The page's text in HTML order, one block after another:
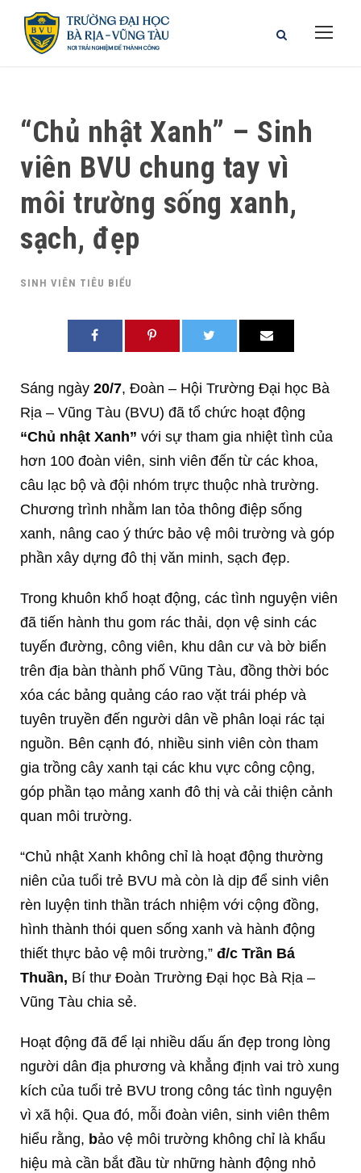
“Chủ nhật Xanh” – Sinh
viên BVU chung tay vì
môi trường sống xanh,
sạch, đẹp
SINH VIÊN TIÊU BIỂU
Sáng ngày 20/7, Đoàn – Hội Trường Đại học Bà
Rịa – Vũng Tàu (BVU) đã tổ chức hoạt động
“Chủ nhật Xanh” với sự tham gia nhiệt tình của
hơn 100 đoàn viên, sinh viên đến từ các khoa,
câu lạc bộ và đội nhóm trực thuộc nhà trường.
Chương trình nhằm lan tỏa thông điệp sống
xanh, nâng cao ý thức bảo vệ môi trường và góp
phần xây dựng đô thị văn minh, sạch đẹp.
Trong khuôn khổ hoạt động, các tình nguyện viên
đã tiến hành thu gom rác thải, dọn vệ sinh các
tuyến đường, công viên, khu dân cư và bờ biển
trên địa bàn thành phố Vũng Tàu, đồng thời bóc
xóa các bảng quảng cáo rao vặt trái phép và
tuyên truyền đến người dân về phân loại rác tại
nguồn. Bên cạnh đó, nhiều sinh viên còn tham
gia trồng cây xanh tại các khu vực công cộng,
góp phần tạo mảng xanh đô thị và cải thiện cảnh
quan môi trường.
“Chủ nhật Xanh không chỉ là hoạt động thường
niên của tuổi trẻ BVU mà còn là dịp để sinh viên
rèn luyện tinh thần trách nhiệm với cộng đồng,
hình thành thói quen sống xanh và hành động
thiết thực bảo vệ môi trường,” đ/c Trần Bá
Thuần, Bí thư Đoàn Trường Đại học Bà Rịa –
Vũng Tàu chia sẻ.
Hoạt động đã để lại nhiều dấu ấn đẹp trong lòng
người dân địa phương và khẳng định vai trò xung
kích của tuổi trẻ BVU trong công tác tình nguyện
vì xã hội. Qua đó, mỗi đoàn viên, sinh viên thêm
hiểu rằng, bảo vệ môi trường không chỉ là khẩu
hiệu mà cần bắt đầu từ những hành động nhỏ